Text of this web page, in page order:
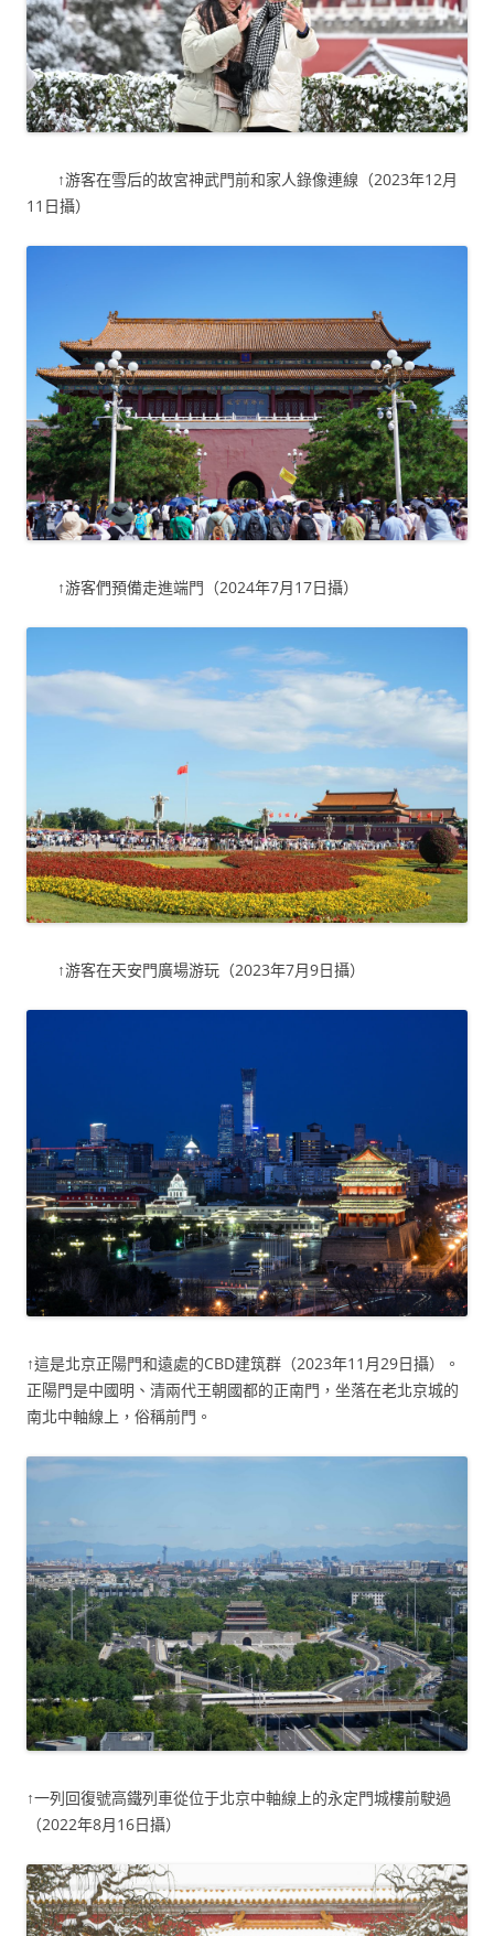
↑游客在雪后的故宮神武門前和家人錄像連線（2023年12月
11日攝）
↑游客們預備走進端門（2024年7月17日攝）
↑游客在天安門廣場游玩（2023年7月9日攝）
↑這是北京正陽門和遠處的CBD建筑群（2023年11月29日攝）。
正陽門是中國明、清兩代王朝國都的正南門，坐落在老北京城的
南北中軸線上，俗稱前門。
↑一列回復號高鐵列車從位于北京中軸線上的永定門城樓前駛過
（2022年8月16日攝）